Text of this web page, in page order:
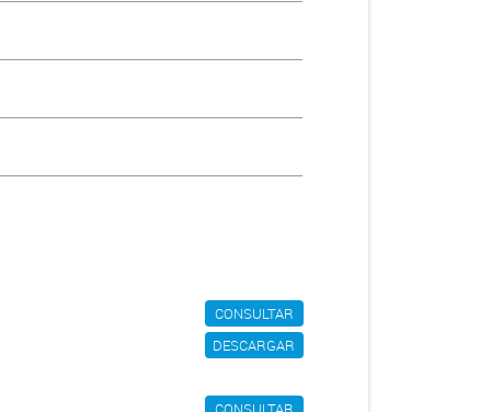
CONSULTAR
DESCARGAR